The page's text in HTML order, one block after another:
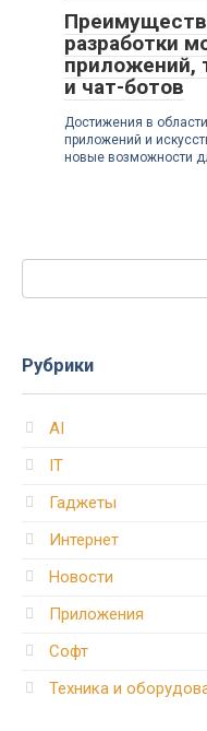
разработки
приложений,
и чат-ботов
Достижения в
приложений и
новые возможности
Рубрики
AI
IT
Гаджеты
Интернет
Новости
Приложения
Софт
Техника и